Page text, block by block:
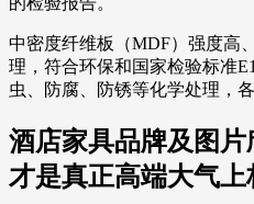
中密度纤维板（MDF）强度高
理，符合环保和国家检验标准
虫、防腐、防锈等化学处理，
酒店家具品牌及图
才是真正高端大气上